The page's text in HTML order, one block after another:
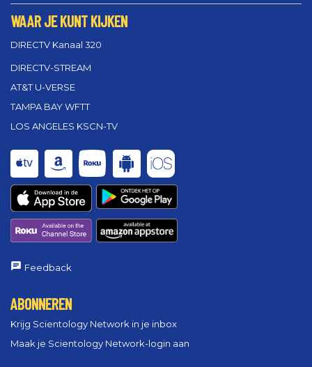
WAAR JE KUNT KIJKEN
DIRECTV Kanaal 320
DIRECTV-STREAM
AT&T U-VERSE
TAMPA BAY WFTT
LOS ANGELES KSCN-TV
Feedback
ABONNEREN
Krijg Scientology Network in je inbox
Maak je Scientology Network-login aan